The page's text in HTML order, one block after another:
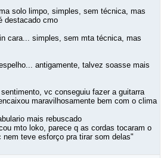
solo limpo, simples, sem técnica, mas
destacado cmo
cara... simples, sem mta técnica, mas
antigamente, talvez soasse mais
vc conseguiu fazer a guitarra
maravilhosamente bem com o clima
mais rebuscado
mto loko, parece q as cordas tocaram o
nem teve esforço pra tirar som delas"